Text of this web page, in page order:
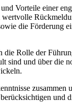
Vorteile einer
die Förderung
Rolle der
sind und über
und